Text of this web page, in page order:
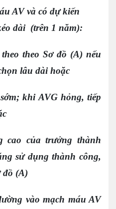
AV và có dự kiến
dài (trên 1 năm):
theo Sơ đồ (A) nếu
lâu dài hoặc
khi AVG hỏng, tiếp
cao của trưởng thành
sử dụng thành công,
đồ (A)
vào mạch máu AV